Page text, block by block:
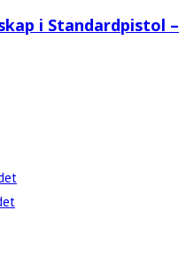
i Standardpistol –